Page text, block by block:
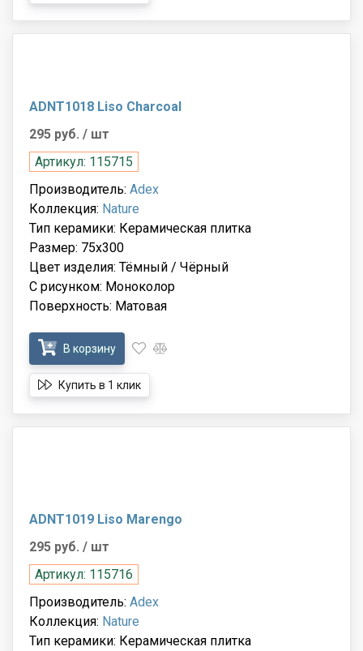
ADNT1018 Liso Charcoal
295 руб. / шт
Артикул: 115715
Производитель: Adex
Коллекция: Nature
Тип керамики: Керамическая плитка
Размер: 75x300
Цвет изделия: Тёмный / Чёрный
С рисунком: Моноколор
Поверхность: Матовая
В корзину
Купить в 1 клик
ADNT1019 Liso Marengo
295 руб. / шт
Артикул: 115716
Производитель: Adex
Коллекция: Nature
Тип керамики: Керамическая плитка